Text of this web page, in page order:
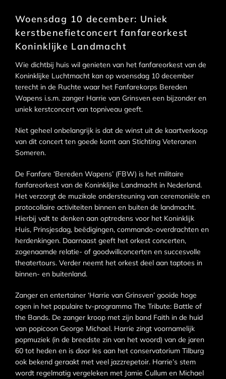
Woensdag 10 december: Uniek
kerstbenefietconcert fanfareorkest
Koninklijke Landmacht
Wie dichtbij huis wil genieten van het fanfareorkest van de
Koninklijke Luchtmacht kan op woensdag 10 december
terecht in de Ruchte waar het Fanfarekorps Bereden
Wapens i.s.m. zanger Harrie van Grinsven een bijzonder en
uniek kerstconcert van topniveau geeft.
Niet geheel onbelangrijk is dat de winst uit de kaartverkoop
van dit concert ten goede komt aan Stichting Veteranen
Someren.
De Fanfare ‘Bereden Wapens’ (FBW) is het militaire
fanfareorkest van de Koninklijke Landmacht in Nederland.
Het verzorgt de muzikale ondersteuning van ceremoniële en
protocollaire activiteiten binnen en buiten de landmacht.
Hierbij valt te denken aan optredens voor het Koninklijk
Huis, Prinsjesdag, beëdigingen, commando-overdrachten en
herdenkingen. Daarnaast geeft het orkest concerten,
zogenaamde relatie- of goodwillconcerten en succesvolle
theatertours. Verder neemt het orkest deel aan taptoes in
binnen- en buitenland.
Zanger en entertainer ‘Harrie van Grinsven’ gooide hoge
ogen in het populaire tv-programma The Tribute: Battle of
the Bands. De zanger kroop met zijn band Faith in de huid
van popicoon George Michael. Harrie zingt voornamelijk
popmuziek (in de breedste zin van het woord) van de jaren
60 tot heden en is door les aan het conservatorium Tilburg
ook bekend geraakt met veel jazzrepetoir. Harrie’s stem
wordt regelmatig vergeleken met Jamie Cullum en Michael